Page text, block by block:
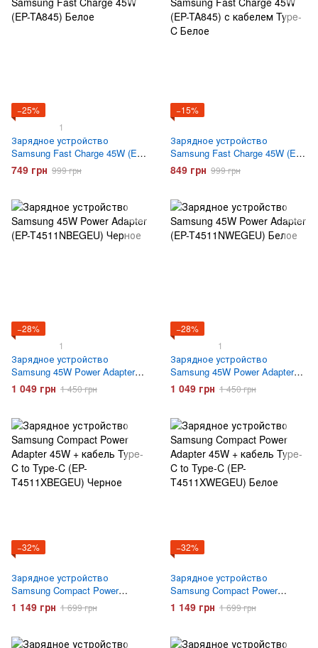
−25%
1
Зарядное устройство
Samsung Fast Charge 45W (EP-
TA845) Белое
749 грн 999 грн
−15%
Зарядное устройство
Samsung Fast Charge 45W (EP-
TA845) с кабелем Type-C
Белое
849 грн 999 грн
−28%
1
Зарядное устройство
Samsung 45W Power Adapter
(EP-T4511NBEGEU) Черное
1 049 грн 1 450 грн
−28%
1
Зарядное устройство
Samsung 45W Power Adapter
(EP-T4511NWEGEU) Белое
1 049 грн 1 450 грн
−32%
Зарядное устройство
Samsung Compact Power
Adapter 45W + кабель Type-C
to Type-C (EP-T4511XBEGEU)
1 149 грн 1 699 грн
−32%
Зарядное устройство
Samsung Compact Power
Adapter 45W + кабель Type-C
to Type-C (EP-T4511XWEGEU)
1 149 грн 1 699 грн